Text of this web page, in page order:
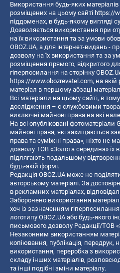
Використання будь-яких
розміщених на цьому сайті https://
піддоменах, в будь-якому вигляді
Дозволяється використання при
на їх використання та за умови
OBOZ.UA, а для інтернет-видань -
дозволу на їх використання та за
розміщення прямого, відкритого
гіперпосилання на сторінку
https://www.obozrevatel.com, на
матеріал в першому абзаці
Всі матеріали на цьому сайті, в тому
дослідження – є службовими
виключні майнові права на які
На всі опубліковані
майнові права, які захищаються
права та суміжні права», ніхто не
дозволу ТОВ «Золота середина» їх
підлягають подальшому
будь-якій формі.
Редакція OBOZ.UA може не
авторському матеріалі. За
в рекламних матеріалах,
Заборонено використання
хоч із зазначенням гіперпосилання
логотипу OBOZ.UA або будь-якого
письмового дозволу Редакції/ТОВ
Незаконним використанням
копiювання, публiкацiя, передрук,
використання, переробка з
складу інших матеріалів,
та інші подібні зміни матеріалу.